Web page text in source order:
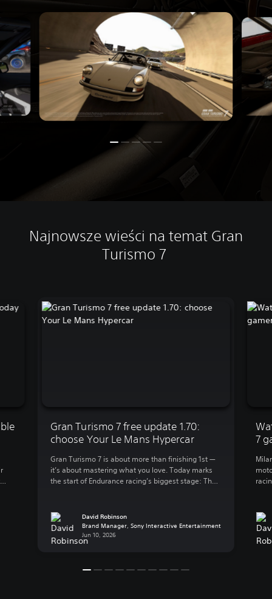
Najnowsze wieści na temat Gran
Turismo 7
Gran Turismo 7 free update 1.70:
choose Your Le Mans Hypercar
Gran Turismo 7 is about more than finishing 1st —
it’s about mastering what you love. Today marks
the start of Endurance racing’s biggest stage: The
modern legends, from the Ferrari 499P that
brought the Prancing […]
David Robinson
Brand Manager, Sony Interactive Entertainment
Jun 10, 2026
7